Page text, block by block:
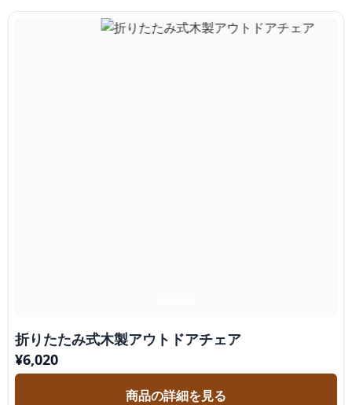
折りたたみ式木製アウトドアチェア
¥6,020
商品の詳細を見る